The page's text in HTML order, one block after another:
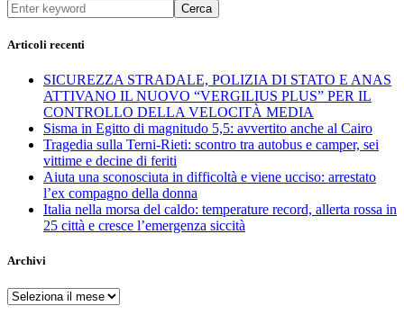
Cerca
Articoli recenti
SICUREZZA STRADALE, POLIZIA DI STATO E ANAS
ATTIVANO IL NUOVO “VERGILIUS PLUS” PER IL
CONTROLLO DELLA VELOCITÀ MEDIA
Sisma in Egitto di magnitudo 5,5: avvertito anche al Cairo
Tragedia sulla Terni-Rieti: scontro tra autobus e camper, sei
vittime e decine di feriti
Aiuta una sconosciuta in difficoltà e viene ucciso: arrestato
l’ex compagno della donna
Italia nella morsa del caldo: temperature record, allerta rossa in
25 città e cresce l’emergenza siccità
Archivi
Archivi